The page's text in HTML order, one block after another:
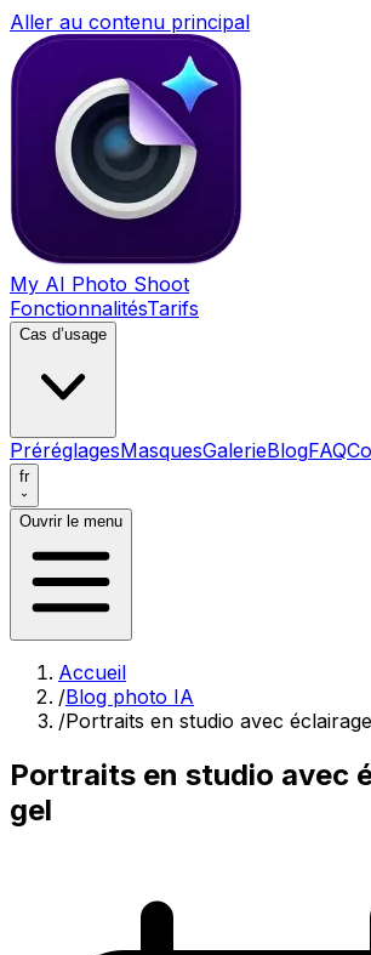
Aller au contenu principal
My AI Photo Shoot
FonctionnalitésTarifs
Cas d’usage
PréréglagesMasquesGalerieBlogFAQ
fr
Ouvrir le menu
Accueil
/Blog photo IA
/Portraits en studio avec
Portraits en studio avec
gel